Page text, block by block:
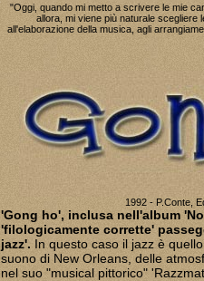
"Oggi, quando mi metto a scrivere le mie
allora, mi viene più naturale scegliere
all'elaborazione della musica, agli
1992 - P.Conte,
'Gong ho', inclusa nell'album
'filologicamente corrette'
jazz'. In questo caso il jazz è
suono di New Orleans, delle
nel suo "musical pittorico"